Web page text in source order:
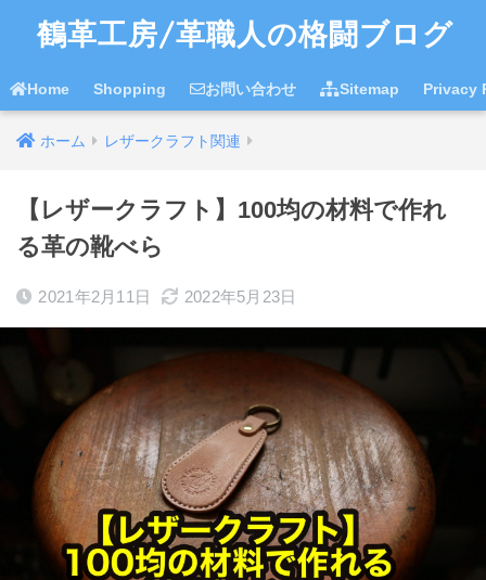
鶴革工房/革職人の格闘ブログ
Home Shopping お問い合わせ Sitemap Privacy
ホーム レザークラフト関連
【レザークラフト】100均の材料で作れ
る革の靴べら
2021年2月11日 2022年5月23日